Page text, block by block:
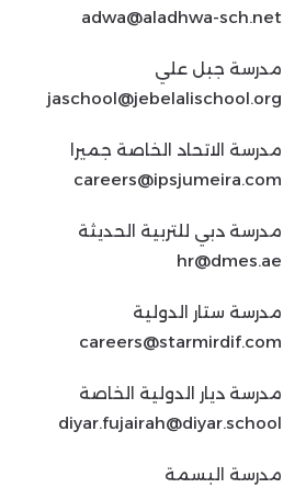
adwa@aladhwa-sch.net
مدرسة جبل علي
jaschool@jebelalischool.org
مدرسة الاتحاد الخاصة جميرا
careers@ipsjumeira.com
مدرسة دبي للتربية الحديثة
hr@dmes.ae
مدرسة ستار الدولية
careers@starmirdif.com
مدرسة ديار الدولية الخاصة
diyar.fujairah@diyar.school
مدرسة البسمة